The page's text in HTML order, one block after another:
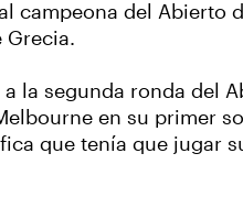
campeona del Abierto
Grecia.
la segunda ronda del
en su primer
que tenía que jugar